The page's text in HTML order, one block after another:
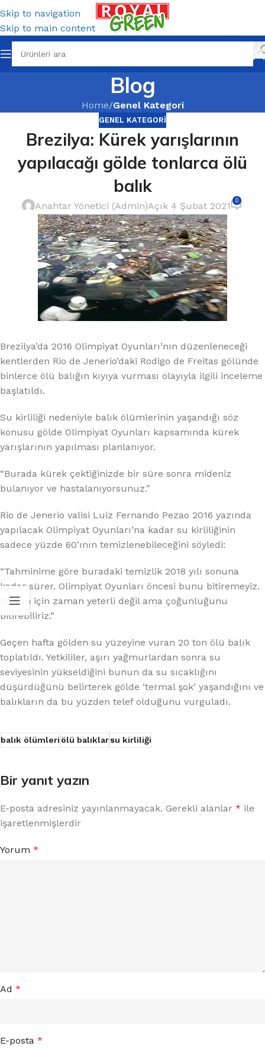
Skip to navigation
Skip to main content
Blog
Home/Genel Kategori
GENEL KATEGORI
Brezilya: Kürek yarışlarının
yapılacağı gölde tonlarca ölü
balık
Anahtar Yönetici (Admin)Açık 4 Şubat 2021 0
Brezilya’da 2016 Olimpiyat Oyunları’nın düzenleneceği
kentlerden Rio de Jenerio’daki Rodigo de Freitas gölünde
binlerce ölü balığın kıyıya vurması olayıyla ilgili inceleme
başlatıldı.
Su kirliliği nedeniyle balık ölümlerinin yaşandığı söz
konusu gölde Olimpiyat Oyunları kapsamında kürek
yarışlarının yapılması planlanıyor.
“Burada kürek çektiğinizde bir süre sonra mideniz
bulanıyor ve hastalanıyorsunuz.”
Rio de Jenerio valisi Luiz Fernando Pezao 2016 yazında
yapılacak Olimpiyat Oyunları’na kadar su kirliliğinin
sadece yüzde 60’ının temizlenebileceğini söyledi:
“Tahminime göre buradaki temizlik 2018 yılı sonuna
kadar sürer. Olimpiyat Oyunları öncesi bunu bitiremeyiz.
Bunun için zaman yeterli değil ama çoğunluğunu
bitirebiliriz.”
Geçen hafta gölden su yüzeyine vuran 20 ton ölü balık
toplatıldı. Yetkililer, aşırı yağmurlardan sonra su
seviyesinin yükseldiğini bunun da su sıcaklığını
düşürdüğünü belirterek gölde ‘termal şok’ yaşandığını ve
balıkların da bu yüzden telef olduğunu vurguladı.
balık ölümleriölü balıklarsu kirliliği
Bir yanıt yazın
E-posta adresiniz yayınlanmayacak. Gerekli alanlar * ile
işaretlenmişlerdir
Yorum *
Ad *
E-posta *